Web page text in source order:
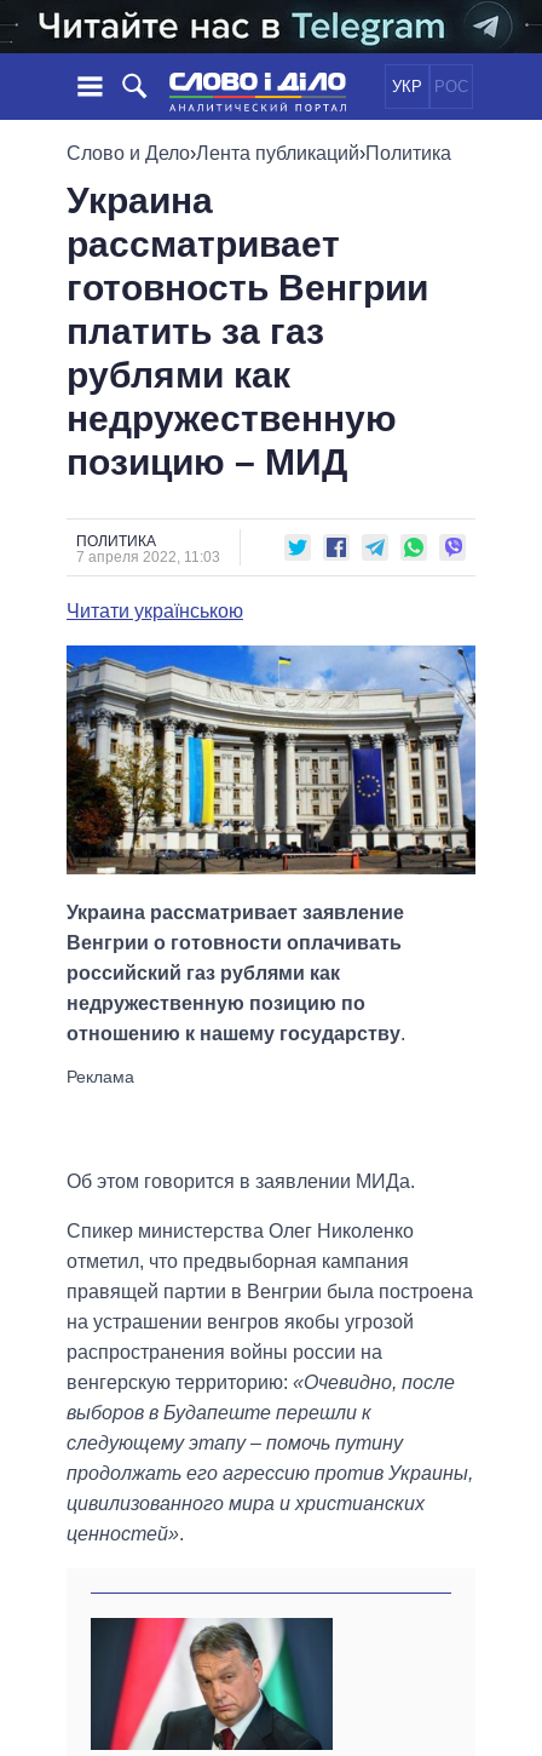
УКР РОС
НОВОСТИ
ЛЕНТА
СОБЫТИЯ
СТАТЬИ
ОБЗОРЫ
ДАЙДЖЕСТЫ
ЭКОНОМИКА
ОБЩЕСТВО
ОБЕЩАНИЯ
ПОЛИТИКИ
ПРЕЗИДЕНТ И ОФИС
ВЕРХОВНАЯ РАДА
КАБИНЕТ МИНИСТРОВ
ГЛАВЫ ОБЛАДМИНИСТРАЦИЙ
ВСЕ ПЕРСОНЫ
ВИДЕО
ПОДДЕРЖАТЬ
СРАВНЕНИЕ ПОЛИТИКОВ
Слово и Дело›Лента публикаций›Политика
Украина
рассматривает
готовность Венгрии
платить за газ
рублями как
недружественную
позицию – МИД
ПОЛИТИКА
7 апреля 2022, 11:03
Читати українською
Украина рассматривает заявление
Венгрии о готовности оплачивать
российский газ рублями как
недружественную позицию по
отношению к нашему государству.
Об этом говорится в заявлении МИДа.
Спикер министерства Олег Николенко
отметил, что предвыборная кампания
правящей партии в Венгрии была построена
на устрашении венгров якобы угрозой
распространения войны россии на
венгерскую территорию: «Очевидно, после
выборов в Будапеште перешли к
следующему этапу – помочь путину
продолжать его агрессию против Украины,
цивилизованного мира и христианских
ценностей».